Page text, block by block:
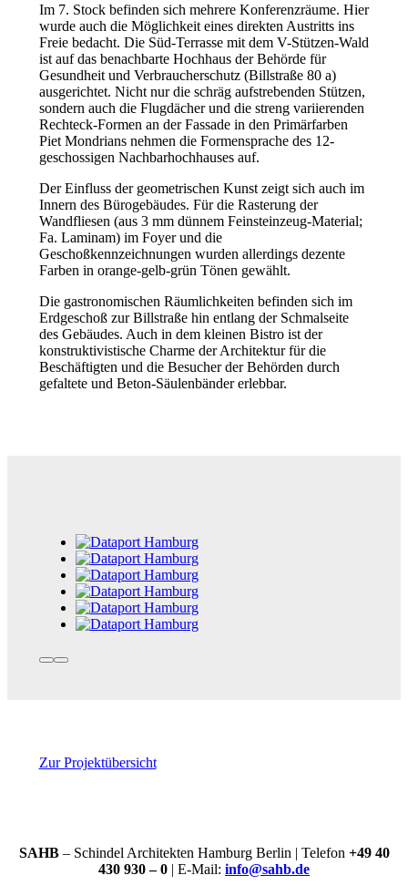
Im 7. Stock befinden sich mehrere Konferenzräume. Hier
wurde auch die Möglichkeit eines direkten Austritts ins
Freie bedacht. Die Süd-Terrasse mit dem V-Stützen-Wald
ist auf das benachbarte Hochhaus der Behörde für
Gesundheit und Verbraucherschutz (Billstraße 80 a)
ausgerichtet. Nicht nur die schräg aufstrebenden Stützen,
sondern auch die Flugdächer und die streng variierenden
Rechteck-Formen an der Fassade in den Primärfarben
Piet Mondrians nehmen die Formensprache des 12-
geschossigen Nachbarhochhauses auf.
Der Einfluss der geometrischen Kunst zeigt sich auch im
Innern des Bürogebäudes. Für die Rasterung der
Wandfliesen (aus 3 mm dünnem Feinsteinzeug-Material;
Fa. Laminam) im Foyer und die
Geschoßkennzeichnungen wurden allerdings dezente
Farben in orange-gelb-grün Tönen gewählt.
Die gastronomischen Räumlichkeiten befinden sich im
Erdgeschoß zur Billstraße hin entlang der Schmalseite
des Gebäudes. Auch in dem kleinen Bistro ist der
konstruktivistische Charme der Architektur für die
Beschäftigten und die Besucher der Behörden durch
gefaltete und Beton-Säulenbänder erlebbar.
Zur Projektübersicht
SAHB– Schindel Architekten Hamburg Berlin | Telefon +49 40
430 930 – 0 | E-Mail: info@sahb.de